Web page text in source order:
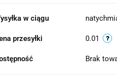
w ciągu
przesyłki 0.01
Brak